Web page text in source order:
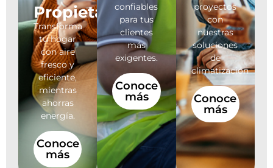
Propietario
Transforma
tu hogar
con aire
fresco y
eficiente,
mientras
ahorras
energía.
Conoce
más
confiables
para tus
clientes
más
exigentes.
Conoce
más
proyectos
con
nuestras
soluciones
de
climatización
Conoce
más